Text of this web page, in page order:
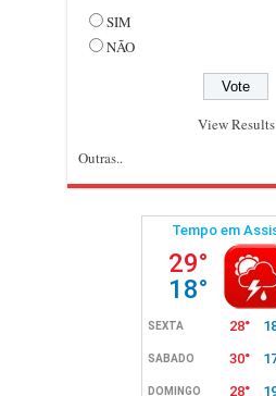
SIM
NÃO
View Results
Outras..